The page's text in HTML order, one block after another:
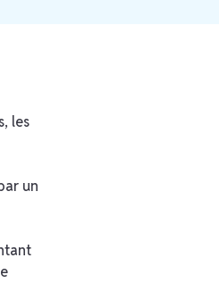
les
un